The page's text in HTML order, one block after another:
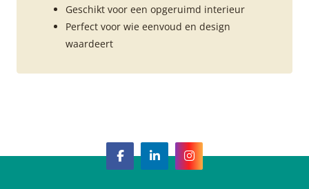
Geschikt voor een opgeruimd interieur
Perfect voor wie eenvoud en design
waardeert